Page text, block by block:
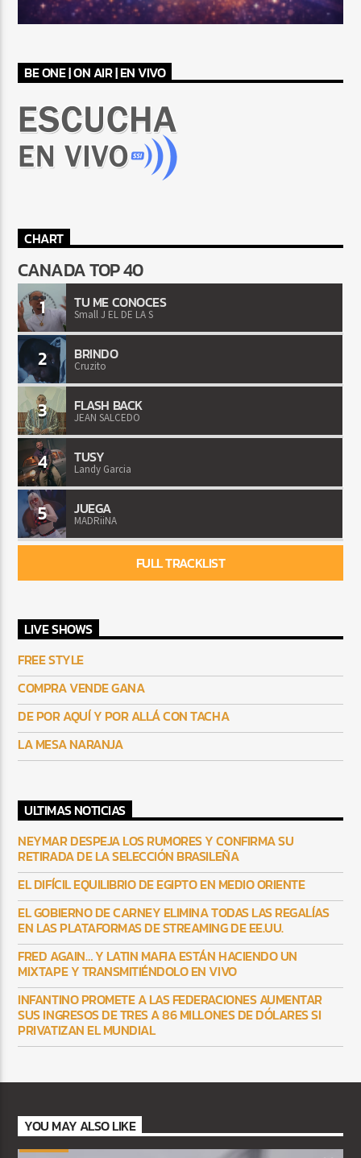
BE ONE | ON AIR | EN VIVO
CHART
CANADA TOP 40
1 TU ME CONOCES
Small J EL DE LA S
2 BRINDO
Cruzito
3 FLASH BACK
JEAN SALCEDO
4 TUSY
Landy Garcia
5 JUEGA
MADRiiNA
FULL TRACKLIST
LIVE SHOWS
FREE STYLE
COMPRA VENDE GANA
DE POR AQUÍ Y POR ALLÁ CON TACHA
LA MESA NARANJA
ULTIMAS NOTICIAS
NEYMAR DESPEJA LOS RUMORES Y CONFIRMA SU
RETIRADA DE LA SELECCIÓN BRASILEÑA
EL DIFÍCIL EQUILIBRIO DE EGIPTO EN MEDIO ORIENTE
EL GOBIERNO DE CARNEY ELIMINA TODAS LAS REGALÍAS
EN LAS PLATAFORMAS DE STREAMING DE EE.UU.
FRED AGAIN… Y LATIN MAFIA ESTÁN HACIENDO UN
MIXTAPE Y TRANSMITIÉNDOLO EN VIVO
INFANTINO PROMETE A LAS FEDERACIONES AUMENTAR
SUS INGRESOS DE TRES A 86 MILLONES DE DÓLARES SI
PRIVATIZAN EL MUNDIAL
YOU MAY ALSO LIKE